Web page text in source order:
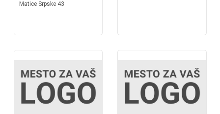
Matice Srpske 43